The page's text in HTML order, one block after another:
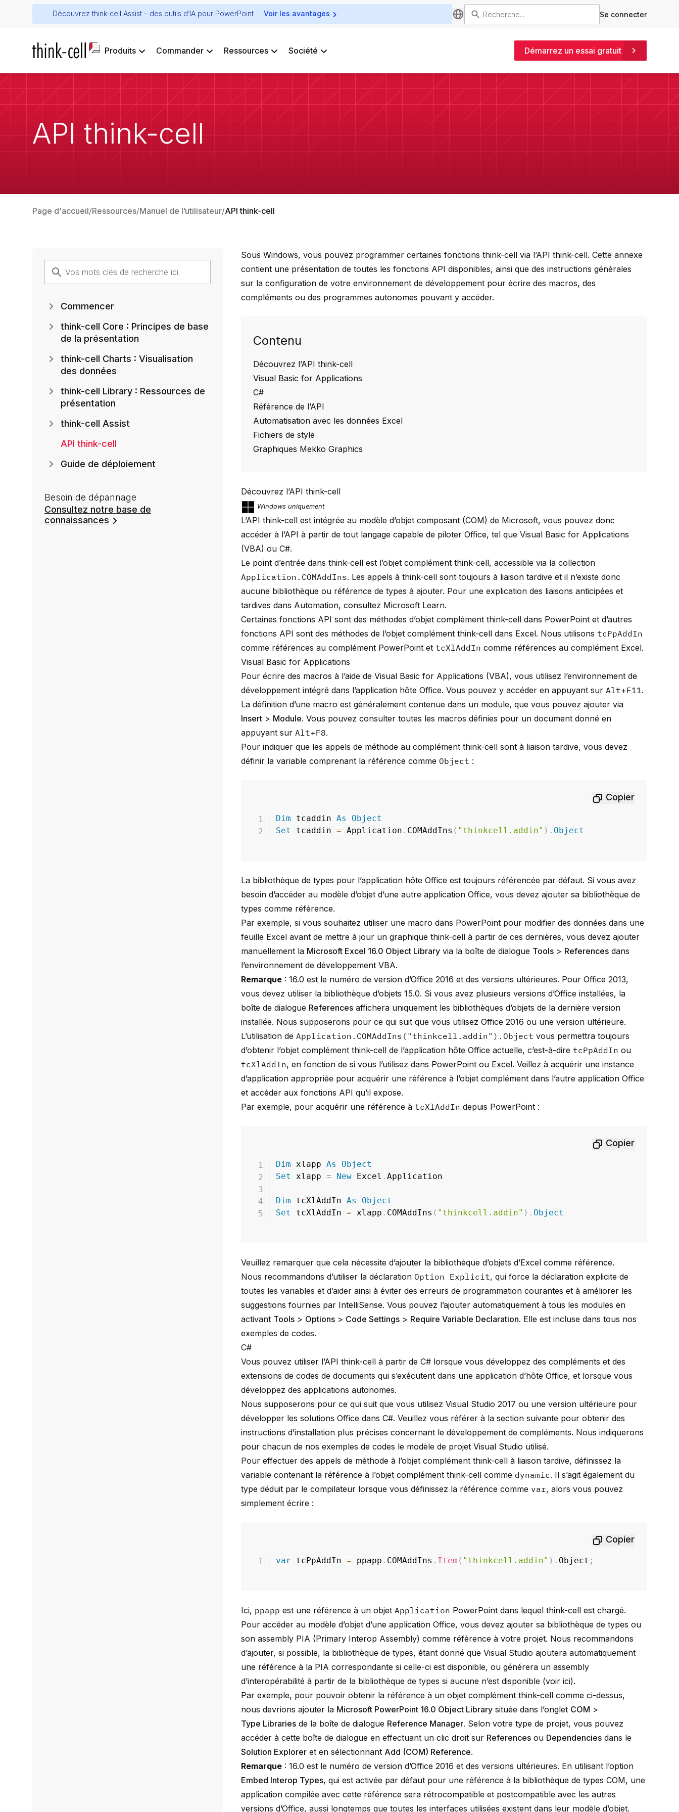
Découvrez think-cell Assist – des outils d’IA pour PowerPoint Voir les avantages Se connecter
Produits Commander Ressources Société Démarrez un essai gratuit
API think-cell
Page d'accueil Ressources Manuel de l’utilisateur API think-cell
Sous Windows, vous pouvez programmer certaines fonctionsthink-cell via l’APIthink-cell. Cette annexe
contient une présentation de toutes les fonctions API disponibles, ainsi que des instructions générales
sur la configuration de votre environnement de développement pour écrire des macros, des
compléments ou des programmes autonomes pouvant y accéder.
Contenu
Découvrez l’API think-cell
Visual Basic for Applications
C#
Référence de l’API
Automatisation avec les données Excel
Fichiers de style
Graphiques Mekko Graphics
Découvrez l’API think-cell
Windows uniquement
L’APIthink-cell est intégrée au modèle d’objet composant (COM) de Microsoft, vous pouvez donc
accéder à l’API à partir de tout langage capable de piloter Office, tel que Visual Basic for Applications
(VBA) ou C#.
Le point d’entrée dans think-cell est l’objet complément think-cell, accessible via la collection
Application.COMAddIns. Les appels à think-cell sont toujours à liaison tardive et il n’existe donc
aucune bibliothèque ou référence de types à ajouter. Pour une explication des liaisons anticipées et
tardives dans Automation, consultez Microsoft Learn.
Certaines fonctions API sont des méthodes d’objet complément think-cell dans PowerPoint et d’autres
fonctions API sont des méthodes de l’objet complément think-cell dans Excel. Nous utilisonstcPpAddIn
comme références au complément PowerPoint ettcXlAddIn comme références au complément Excel.
Visual Basic for Applications
Pour écrire des macros à l’aide de Visual Basic for Applications (VBA), vous utilisez l’environnement de
développement intégré dans l’application hôte Office. Vous pouvez y accéder en appuyant sur Alt+F11 .
La définition d’une macro est généralement contenue dans un module, que vous pouvez ajouter via
Insert > Module. Vous pouvez consulter toutes les macros définies pour un document donné en
appuyant sur Alt+F8.
Pour indiquer que les appels de méthode au complément think-cell sont à liaison tardive, vous devez
définir la variable comprenant la référence commeObject :
Copier
Dim tcaddin As
Object
Set
tcaddin = Application . COMAddIns ( "thinkcell.addin" ) . Object
La bibliothèque de types pour l’application hôte Office est toujours référencée par défaut. Si vous avez
besoin d’accéder au modèle d’objet d’une autre application Office, vous devez ajouter sa bibliothèque de
types comme référence.
Par exemple, si vous souhaitez utiliser une macro dans PowerPoint pour modifier des données dans une
feuille Excel avant de mettre à jour un graphique think-cell à partir de ces dernières, vous devez ajouter
manuellement la Microsoft Excel 16.0 Object Library via la boîte de dialogue Tools > References dans
l’environnement de développement VBA.
Remarque : 16.0 est le numéro de version d’Office 2016 et des versions ultérieures. Pour Office 2013,
vous devez utiliser la bibliothèque d’objets 15.0. Si vous avez plusieurs versions d’Office installées, la
boîte de dialogue References affichera uniquement les bibliothèques d’objets de la dernière version
installée. Nous supposerons pour ce qui suit que vous utilisez Office 2016 ou une version ultérieure.
L’utilisation de Application.COMAddIns("thinkcell.addin").Object vous permettra toujours
d’obtenir l’objet complément think-cell de l’application hôte Office actuelle, c’est-à-diretcPpAddIn ou
tcXlAddIn, en fonction de si vous l’utilisez dans PowerPoint ou Excel. Veillez à acquérir une instance
d’application appropriée pour acquérir une référence à l’objet complément dans l’autre application Office
et accéder aux fonctions API qu’il expose.
Par exemple, pour acquérir une référence àtcXlAddIn depuis PowerPoint :
Copier
Dim xlapp As
Object
Set
xlapp = New Excel .Application
Dim tcXlAddIn As
Object
Set
tcXlAddIn = xlapp . COMAddIns ( "thinkcell.addin" ) . Object
Veuillez remarquer que cela nécessite d’ajouter la bibliothèque d’objets d’Excel comme référence.
Nous recommandons d’utiliser la déclarationOption Explicit, qui force la déclaration explicite de
toutes les variables et d’aider ainsi à éviter des erreurs de programmation courantes et à améliorer les
suggestions fournies par IntelliSense. Vous pouvez l’ajouter automatiquement à tous les modules en
activant Tools > Options > Code Settings > Require Variable Declaration. Elle est incluse dans tous nos
exemples de codes.
C#
Vous pouvez utiliser l’API think-cell à partir de C# lorsque vous développez des compléments et des
extensions de codes de documents qui s’exécutent dans une application d’hôte Office, et lorsque vous
développez des applications autonomes.
Nous supposerons pour ce qui suit que vous utilisez Visual Studio 2017 ou une version ultérieure pour
développer les solutions Office dans C#. Veuillez vous référer à la section suivante pour obtenir des
instructions d’installation plus précises concernant le développement de compléments. Nous indiquerons
pour chacun de nos exemples de codes le modèle de projet Visual Studio utilisé.
Pour effectuer des appels de méthode à l’objet complément think-cell à liaison tardive, définissez la
variable contenant la référence à l’objet complément think-cell comme dynamic. Il s’agit également du
type déduit par le compilateur lorsque vous définissez la référence comme var, alors vous pouvez
simplement écrire :
Copier
var tcPpAddIn = ppapp . COMAddIns . Item ( "thinkcell.addin" ) . Object ;
Ici, ppapp est une référence à un objet Application PowerPoint dans lequel think-cell est chargé.
Pour accéder au modèle d’objet d’une application Office, vous devez ajouter sa bibliothèque de types ou
son assembly PIA (Primary Interop Assembly) comme référence à votre projet. Nous recommandons
d’ajouter, si possible, la bibliothèque de types, étant donné que Visual Studio ajoutera automatiquement
une référence à la PIA correspondante si celle-ci est disponible, ou générera un assembly
d’interopérabilité à partir de la bibliothèque de types si aucune n’est disponible (voirici).
Par exemple, pour pouvoir obtenir la référence à un objet complément think-cell comme ci-dessus,
nous devrions ajouter la Microsoft PowerPoint 16.0 Object Library située dans l’onglet COM >
Type Libraries de la boîte de dialogue Reference Manager. Selon votre type de projet, vous pouvez
accéder à cette boîte de dialogue en effectuant un clic droit sur References ou Dependencies dans le
Solution Explorer et en sélectionnant Add (COM) Reference.
Remarque : 16.0 est le numéro de version d’Office 2016 et des versions ultérieures. En utilisant l’option
Embed Interop Types, qui est activée par défaut pour une référence à la bibliothèque de types COM, une
application compilée avec cette référence sera rétrocompatible et postcompatible avec les autres
versions d’Office, aussi longtemps que toutes les interfaces utilisées existent dans leur modèle d’objet.
Commencer
think-cell Core : Principes de base
de la présentation
think-cell Charts : Visualisation
des données
think-cell Library : Ressources de
présentation
think-cell Assist
API think-cell
Guide de déploiement
Besoin de dépannage
Consultez notre base de
connaissances